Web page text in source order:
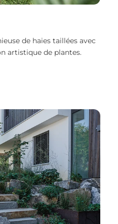
de haies taillées avec
artistique de plantes.